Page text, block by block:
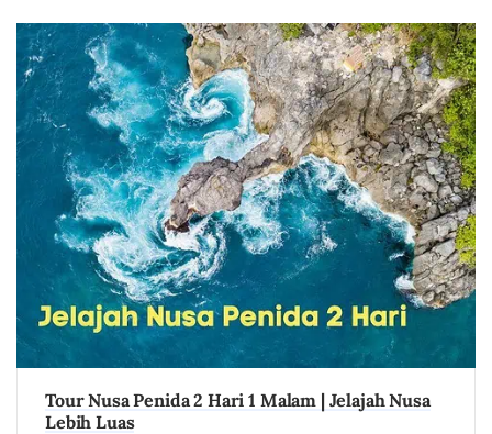
Tour Nusa Penida 2 Hari 1 Malam | Jelajah Nusa
Lebih Luas